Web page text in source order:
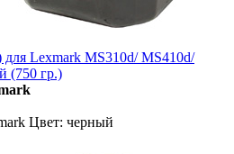
Lexmark MS310d/ MS410d/
(750 гр.)
Цвет: черный